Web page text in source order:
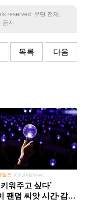
reserved. 무단 전재,
지
목록 다음
일즈 2026년 8월 Issue 1
키워주고 싶다’
팬덤 씨앗 시간·감정